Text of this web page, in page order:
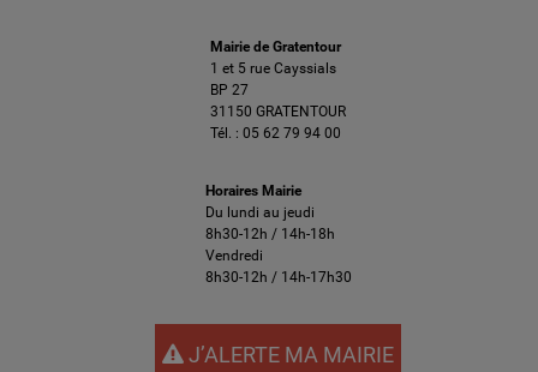
Mairie de Gratentour
1 et 5 rue Cayssials
BP 27
31150 GRATENTOUR
Tél. : 05 62 79 94 00
Horaires Mairie
Du lundi au jeudi
8h30-12h / 14h-18h
Vendredi
8h30-12h / 14h-17h30
J’ALERTE MA MAIRIE